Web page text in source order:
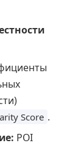
Score .
POI